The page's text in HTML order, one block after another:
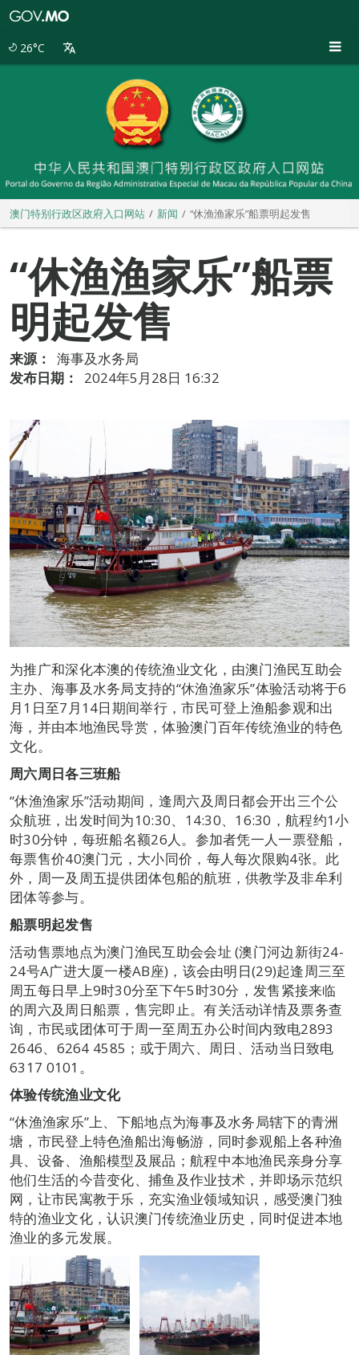
26°C
澳门特别行政区政府入口网站 新闻 “休渔渔家乐”船票明起发售
“休渔渔家乐”船票
明起发售
来源：
海事及水务局
发布日期：
2024年5月28日 16:32
为推广和深化本澳的传统渔业文化，由澳门渔民互助会
主办、海事及水务局支持的“休渔渔家乐”体验活动将于6
月1日至7月14日期间举行，市民可登上渔船参观和出
海，并由本地渔民导赏，体验澳门百年传统渔业的特色
文化。
周六周日各三班船
“休渔渔家乐”活动期间，逢周六及周日都会开出三个公
众航班，出发时间为10:30、14:30、16:30，航程约1小
时30分钟，每班船名额26人。参加者凭一人一票登船，
每票售价40澳门元，大小同价，每人每次限购4张。此
外，周一及周五提供团体包船的航班，供教学及非牟利
团体等参与。
船票明起发售
活动售票地点为澳门渔民互助会会址 (澳门河边新街24-
24号A广进大厦一楼AB座)，该会由明日(29)起逢周三至
周五每日早上9时30分至下午5时30分，发售紧接来临
的周六及周日船票，售完即止。有关活动详情及票务查
询，市民或团体可于周一至周五办公时间内致电2893
2646、6264 4585；或于周六、周日、活动当日致电
6317 0101。
体验传统渔业文化
“休渔渔家乐”上、下船地点为海事及水务局辖下的青洲
塘，市民登上特色渔船出海畅游，同时参观船上各种渔
具、设备、渔船模型及展品；航程中本地渔民亲身分享
他们生活的今昔变化、捕鱼及作业技术，并即场示范织
网，让市民寓教于乐，充实渔业领域知识，感受澳门独
特的渔业文化，认识澳门传统渔业历史，同时促进本地
渔业的多元发展。